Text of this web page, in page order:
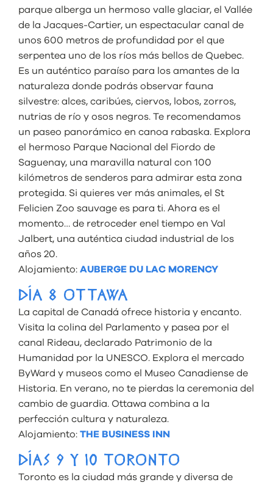
parque alberga un hermoso valle glaciar, el Vallée
de la Jacques-Cartier, un espectacular canal de
unos 600 metros de profundidad por el que
serpentea uno de los ríos más bellos de Quebec.
Es un auténtico paraíso para los amantes de la
naturaleza donde podrás observar fauna
silvestre: alces, caribúes, ciervos, lobos, zorros,
nutrias de río y osos negros. Te recomendamos
un paseo panorámico en canoa rabaska. Explora
el hermoso Parque Nacional del Fiordo de
Saguenay, una maravilla natural con 100
kilómetros de senderos para admirar esta zona
protegida. Si quieres ver más animales, el St
Felicien Zoo sauvage es para ti. Ahora es el
momento… de retroceder enel tiempo en Val
Jalbert, una auténtica ciudad industrial de los
años 20.
Alojamiento: AUBERGE DU LAC MORENCY
DÍA 8 OTTAWA
La capital de Canadá ofrece historia y encanto.
Visita la colina del Parlamento y pasea por el
canal Rideau, declarado Patrimonio de la
Humanidad por la UNESCO. Explora el mercado
ByWard y museos como el Museo Canadiense de
Historia. En verano, no te pierdas la ceremonia del
cambio de guardia. Ottawa combina a la
perfección cultura y naturaleza.
Alojamiento: THE BUSINESS INN
DÍAS 9 Y 10 TORONTO
Toronto es la ciudad más grande y diversa de